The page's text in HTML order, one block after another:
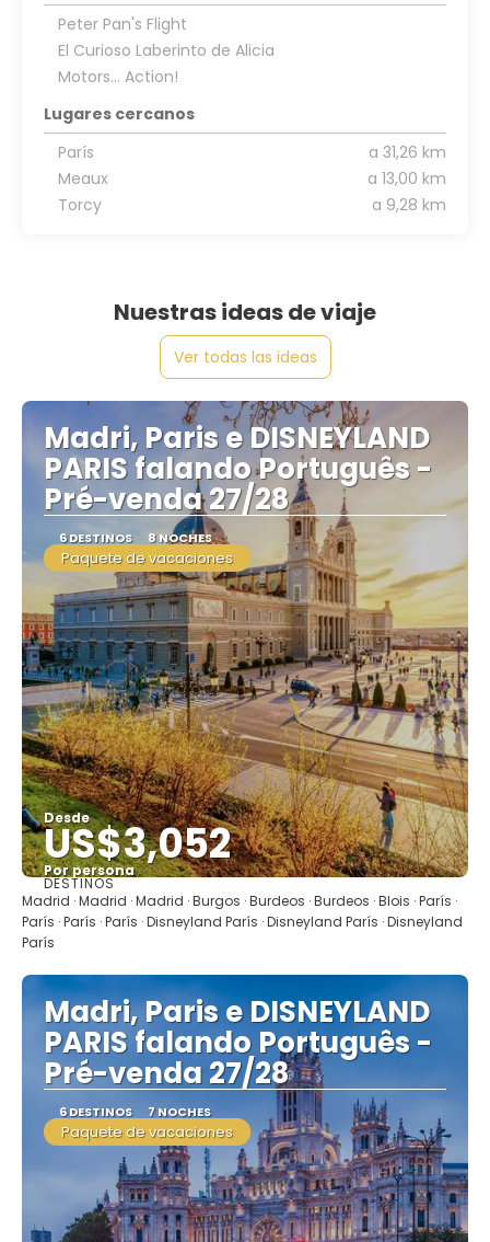
Peter Pan's Flight
El Curioso Laberinto de Alicia
Motors... Action!
Lugares cercanos
París
a 31,26 km
Meaux
a 13,00 km
Torcy
a 9,28 km
Nuestras ideas de viaje
Ver todas las ideas
Madri, Paris e DISNEYLAND
PARIS falando Português -
Pré-venda 27/28
6 DESTINOS 8 NOCHES
Paquete de vacaciones
Desde
US$3,052
Por persona
Ver
DESTINOS
Madrid · Madrid · Madrid · Burgos · Burdeos · Burdeos · Blois · París ·
París · París · París · Disneyland París · Disneyland París · Disneyland
París
Madri, Paris e DISNEYLAND
PARIS falando Português -
Pré-venda 27/28
6 DESTINOS 7 NOCHES
Paquete de vacaciones